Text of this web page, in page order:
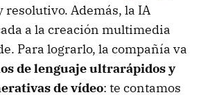
resolutivo. Además, la IA
a la creación multimedia
Para lograrlo, la compañía va
de lenguaje ultrarápidos y
de vídeo: te contamos